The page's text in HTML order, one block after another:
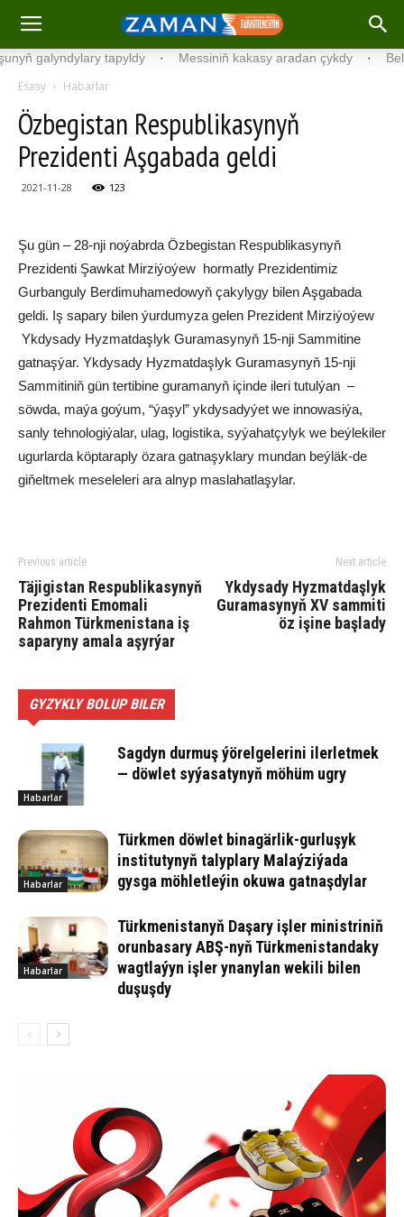
galyndylary tapyldy · Messiniň kakasy aradan çykdy ·
Esasy Habarlar
Özbegistan Respublikasynyň
Prezidenti Aşgabada geldi
2021-11-28 123
Şu gün – 28-nji noýabrda Özbegistan Respublikasynyň
Prezidenti Şawkat Mirziýoýew hormatly Prezidentimiz
Gurbanguly Berdimuhamedowyň çakylygy bilen Aşgabada
geldi. Iş sapary bilen ýurdumyza gelen Prezident Mirziýoýew
Ykdysady Hyzmatdaşlyk Guramasynyň 15-nji Sammitine
gatnaşýar. Ykdysady Hyzmatdaşlyk Guramasynyň 15-nji
Sammitiniň gün tertibine guramanyň içinde ileri tutulýan –
söwda, maýa goýum, “ýaşyl” ykdysadyýet we innowasiýa,
sanly tehnologiýalar, ulag, logistika, syýahatçylyk we beýlekiler
ugurlarda köptaraply özara gatnaşyklary mundan beýläk-de
giňeltmek meseleleri ara alnyp maslahatlaşylar.
Previous article
Täjigistan Respublikasynyň
Prezidenti Emomali
Rahmon Türkmenistana iş
saparyny amala aşyrýar
Next article
Ykdysady Hyzmatdaşlyk
Guramasynyň XV sammiti
öz işine başlady
GYZYKLY BOLUP BILER
Habarlar
Sagdyn durmuş ýörelgelerini ilerletmek
— döwlet syýasatynyň möhüm ugry
Habarlar
Türkmen döwlet binagärlik-gurluşyk
institutynyň talyplary Malaýziýada
gysga möhletleýin okuwa gatnaşdylar
Habarlar
Türkmenistanyň Daşary işler ministriniň
orunbasary ABŞ-nyň Türkmenistandaky
wagtlaýyn işler ynanylan wekili bilen
duşuşdy